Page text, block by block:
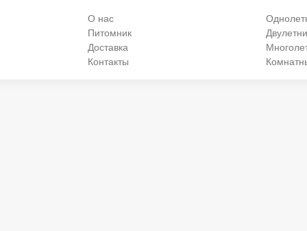
О нас
Питомник
Доставка
Контакты